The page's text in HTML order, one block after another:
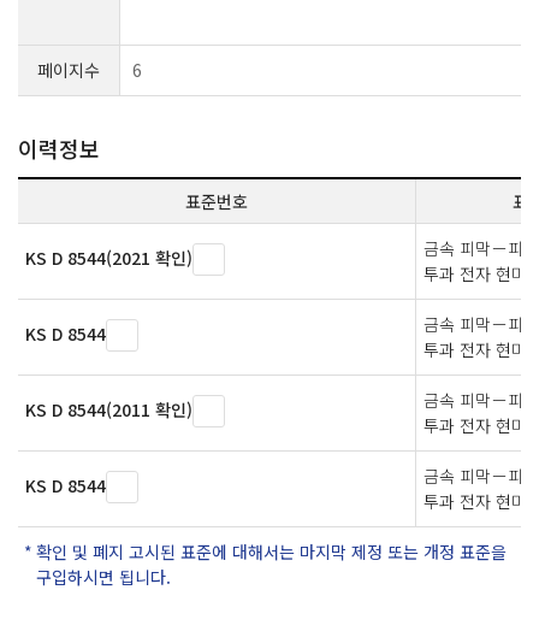
페이지수 6
이력정보
표준번호 표
KS D 8544(2021 확인)
금속 피막－피
투과 전자 현미
KS D 8544
금속 피막－피
투과 전자 현미
KS D 8544(2011 확인)
금속 피막－피
투과 전자 현미
KS D 8544
금속 피막－피
투과 전자 현미
확인 및 폐지 고시된 표준에 대해서는 마지막 제정 또는 개정 표준을
구입하시면 됩니다.